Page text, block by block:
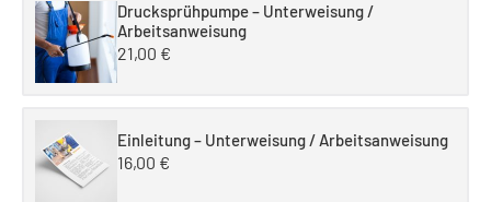
Drucksprühpumpe – Unterweisung /
Arbeitsanweisung
21,00 €
Einleitung – Unterweisung / Arbeitsanweisung
16,00 €